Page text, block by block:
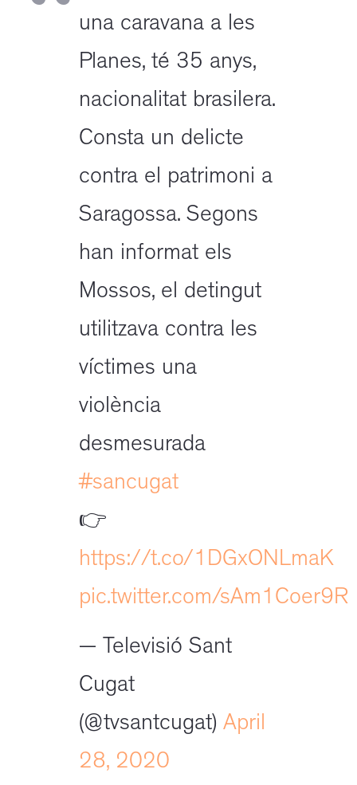
una caravana a les
Planes, té 35 anys,
nacionalitat brasilera.
Consta un delicte
contra el patrimoni a
Saragossa. Segons
han informat els
Mossos, el detingut
utilitzava contra les
víctimes una
violència
desmesurada
#sancugat
👉
https://t.co/1DGxONLmaK
pic.twitter.com/sAm1Coer9R
— Televisió Sant
Cugat
(@tvsantcugat) April
28, 2020